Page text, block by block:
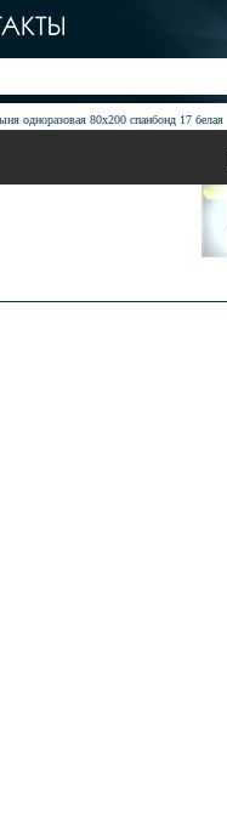
одноразовая 80х200 спанбонд 17 белая